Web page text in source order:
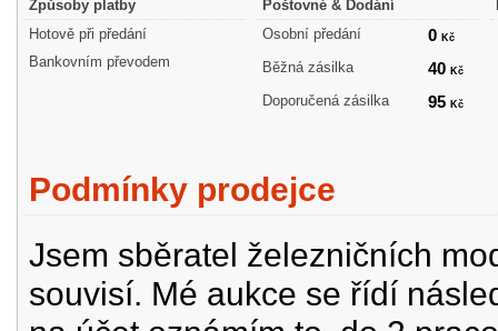
Způsoby platby
Hotově při předání
Bankovním převodem
Poštovné & Dodání
Osobní předání
0 Kč
Běžná zásilka 40 Kč
Doporučená zásilka 95 Kč
Podmínky prodejce
Jsem sběratel železničních
souvisí. Mé aukce se řídí